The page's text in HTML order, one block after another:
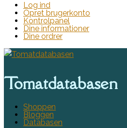
Log ind
Opret brugerkonto
Kontrolpanel
Dine informationer
Dine ordrer
Tomatdatabasen
Shoppen
Bloggen
Databasen